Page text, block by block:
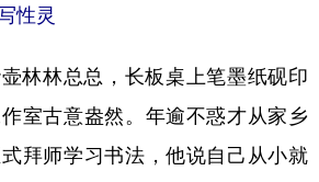
蒙古 黑龙江
性灵
林总总，长板桌上笔墨纸砚印
室古意盎然。年逾不惑才从家乡
拜师学习书法，他说自己从小就